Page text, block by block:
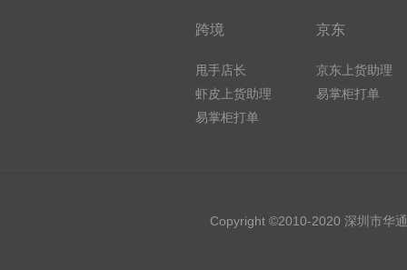
跨境
甩手店长
虾皮上货助理
易掌柜打单
京东
京东上货助理
易掌柜打单
Copyright ©2010-2020 深圳市华